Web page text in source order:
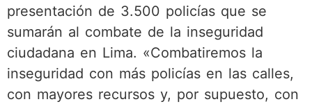
presentación de 3.500 policías que se
sumarán al combate de la inseguridad
ciudadana en Lima. «Combatiremos la
inseguridad con más policías en las calles,
con mayores recursos y, por supuesto, con